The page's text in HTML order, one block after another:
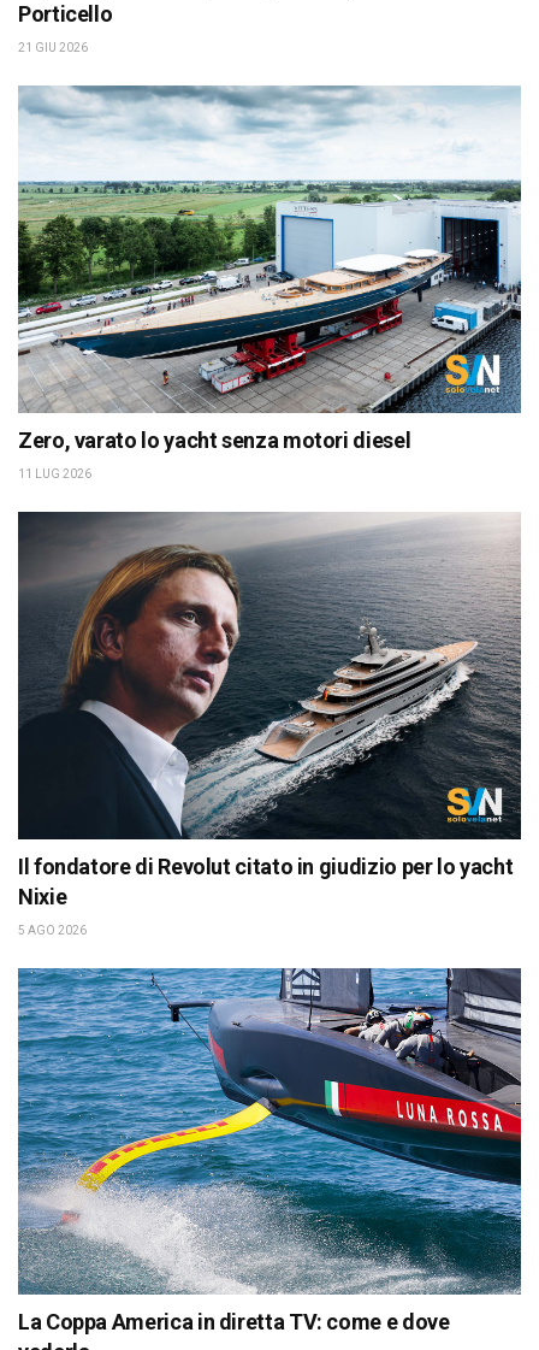
Porticello
21 GIU 2026
Zero, varato lo yacht senza motori diesel
11 LUG 2026
Il fondatore di Revolut citato in giudizio per lo yacht
Nixie
5 AGO 2026
La Coppa America in diretta TV: come e dove